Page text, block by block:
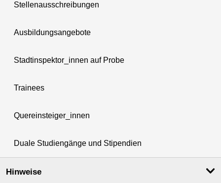
Stellenausschreibungen
Ausbildungsangebote
Stadtinspektor_innen auf Probe
Trainees
Quereinsteiger_innen
Duale Studiengänge und Stipendien
Hinweise